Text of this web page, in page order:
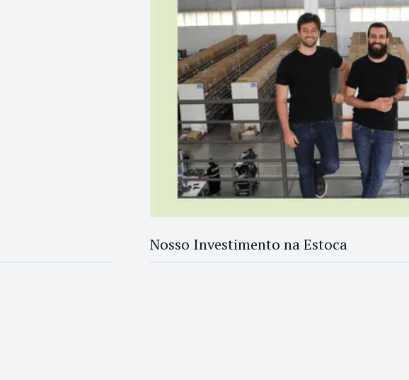
Nosso Investimento na Estoca